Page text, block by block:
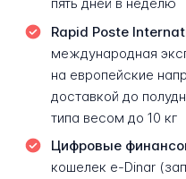
Rapid Poste
международная
на европейские
доставкой до
типа весом до 10 кг
Цифровые
кошелек e-Dinar